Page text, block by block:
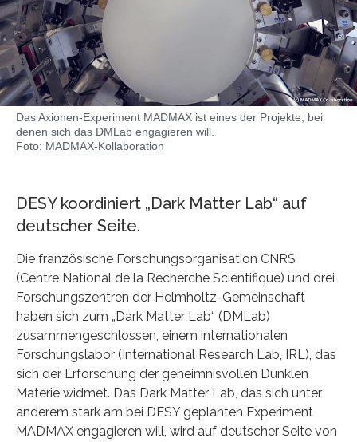
Das Axionen-Experiment MADMAX ist eines der Projekte, bei
denen sich das DMLab engagieren will.
Foto: MADMAX-Kollaboration
DESY koordiniert „Dark Matter Lab“ auf
deutscher Seite.
Die französische Forschungsorganisation CNRS
(Centre National de la Recherche Scientifique) und drei
Forschungszentren der Helmholtz-Gemeinschaft
haben sich zum „Dark Matter Lab“ (DMLab)
zusammengeschlossen, einem internationalen
Forschungslabor (International Research Lab, IRL), das
sich der Erforschung der geheimnisvollen Dunklen
Materie widmet. Das Dark Matter Lab, das sich unter
anderem stark am bei DESY geplanten Experiment
MADMAX engagieren will, wird auf deutscher Seite von